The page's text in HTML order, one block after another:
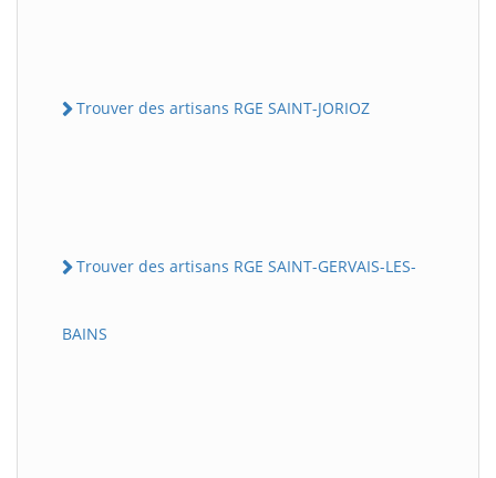
Trouver des artisans RGE SAINT-JORIOZ
Trouver des artisans RGE SAINT-GERVAIS-LES-
BAINS